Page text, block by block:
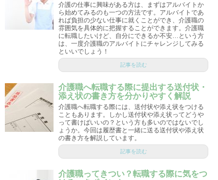
介護の仕事に興味がある方は、まずはアルバイトか
ら始めてみるのも一つの方法です。アルバイトであ
れば負担の少ない仕事に就くことができ、介護職の
雰囲気を具体的に把握することができます。介護職
に転職したいけど、自分にできるか不安…という方
は、一度介護職のアルバイトにチャレンジしてみる
といいでしょう！
記事を読む
介護職へ転職する際に提出する送付状・
添え状の書き方を分かりやすく解説
介護職へ転職する際には、送付状や添え状をつける
こともあります。しかし送付状や添え状ってどうや
って書けばいいの？という方も多いのではないでし
ょうか。今回は履歴書と一緒に送る送付状や添え状
の書き方を解説しています。
記事を読む
介護職ってきつい？転職する際に気をつ